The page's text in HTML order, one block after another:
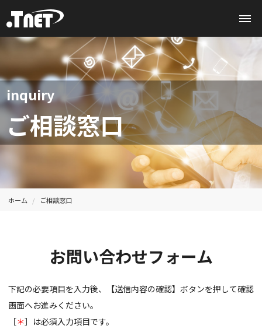
inquiry
ご相談窓口
ホーム ご相談窓口
お問い合わせフォーム
下記の必要項目を入力後、【送信内容の確認】ボタンを押して確認
画面へお進みください。
［＊］は必須入力項目です。